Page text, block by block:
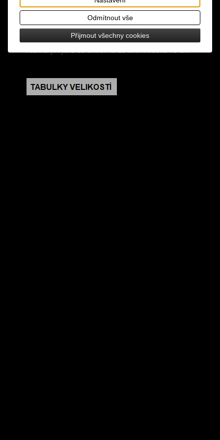
na patent s motivem kočky, podšívka, zapínání na
zip, uvnitř kapsička na mobil a kapsa na zip,
nastavitelné popruhy
rozměry: výška 33 cm, šířka 28 cm, hloubka 10 cm
Odmítnout vše
Přijmout všechny cookies